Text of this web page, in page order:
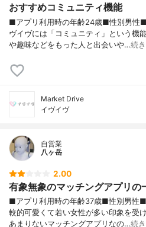
おすすめコミュニティ機能
■アプリ利用時の年齢24歳■性別男性
ヴイヴには「コミュニティ」という機
や趣味などをもった人と出会いや…続
Market Drive
イヴイヴ
自営業
八ヶ岳
2.00
有象無象のマッチングアプリの
■アプリ利用時の年齢37歳■性別男性
較的可愛くて若い女性が多い印象を受
あまりないマッチングアプリなの…続